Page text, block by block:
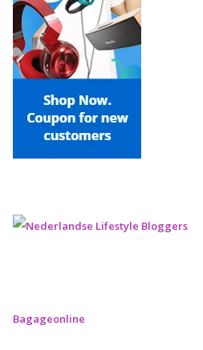
Bagageonline